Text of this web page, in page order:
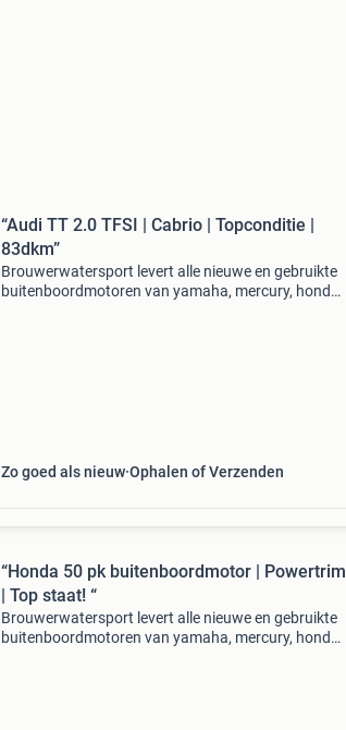
“Audi TT 2.0 TFSI | Cabrio | Topconditie |
83dkm”
Brouwerwatersport levert alle nieuwe en gebruikte
buitenboordmotoren van yamaha, mercury, honda,
Zo goed als nieuw Ophalen of Verzenden
“Honda 50 pk buitenboordmotor | Powertrim
| Top staat! “
Brouwerwatersport levert alle nieuwe en gebruikte
buitenboordmotoren van yamaha, mercury, honda,